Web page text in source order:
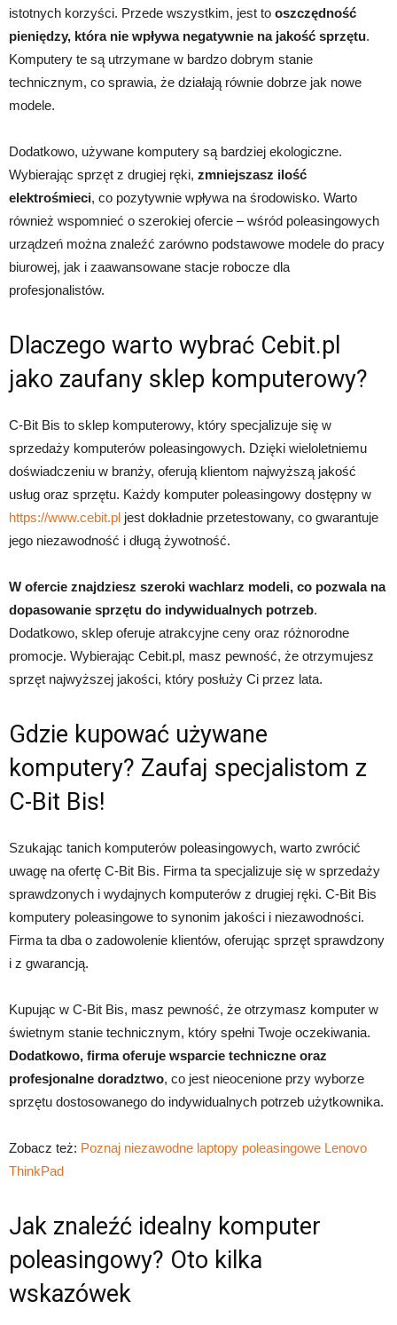
istotnych korzyści. Przede wszystkim, jest to oszczędność
pieniędzy, która nie wpływa negatywnie na jakość sprzętu.
Komputery te są utrzymane w bardzo dobrym stanie
technicznym, co sprawia, że działają równie dobrze jak nowe
modele.
Dodatkowo, używane komputery są bardziej ekologiczne.
Wybierając sprzęt z drugiej ręki, zmniejszasz ilość
elektrośmieci, co pozytywnie wpływa na środowisko. Warto
również wspomnieć o szerokiej ofercie – wśród poleasingowych
urządzeń można znaleźć zarówno podstawowe modele do pracy
biurowej, jak i zaawansowane stacje robocze dla
profesjonalistów.
Dlaczego warto wybrać Cebit.pl
jako zaufany sklep komputerowy?
C-Bit Bis to sklep komputerowy, który specjalizuje się w
sprzedaży komputerów poleasingowych. Dzięki wieloletniemu
doświadczeniu w branży, oferują klientom najwyższą jakość
usług oraz sprzętu. Każdy komputer poleasingowy dostępny w
https://www.cebit.pl jest dokładnie przetestowany, co gwarantuje
jego niezawodność i długą żywotność.
W ofercie znajdziesz szeroki wachlarz modeli, co pozwala na
dopasowanie sprzętu do indywidualnych potrzeb.
Dodatkowo, sklep oferuje atrakcyjne ceny oraz różnorodne
promocje. Wybierając Cebit.pl, masz pewność, że otrzymujesz
sprzęt najwyższej jakości, który posłuży Ci przez lata.
Gdzie kupować używane
komputery? Zaufaj specjalistom z
C-Bit Bis!
Szukając tanich komputerów poleasingowych, warto zwrócić
uwagę na ofertę C-Bit Bis. Firma ta specjalizuje się w sprzedaży
sprawdzonych i wydajnych komputerów z drugiej ręki. C-Bit Bis
komputery poleasingowe to synonim jakości i niezawodności.
Firma ta dba o zadowolenie klientów, oferując sprzęt sprawdzony
i z gwarancją.
Kupując w C-Bit Bis, masz pewność, że otrzymasz komputer w
świetnym stanie technicznym, który spełni Twoje oczekiwania.
Dodatkowo, firma oferuje wsparcie techniczne oraz
profesjonalne doradztwo, co jest nieocenione przy wyborze
sprzętu dostosowanego do indywidualnych potrzeb użytkownika.
Zobacz też: Poznaj niezawodne laptopy poleasingowe Lenovo
ThinkPad
Jak znaleźć idealny komputer
poleasingowy? Oto kilka
wskazówek